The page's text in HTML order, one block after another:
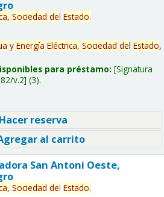
Sociedad del Estado.
y Energía Eléctrica, Sociedad del Estado,
para préstamo: Signatura
v.2 (3).
reserva
al carrito
San Antoni Oeste,
Sociedad del Estado.